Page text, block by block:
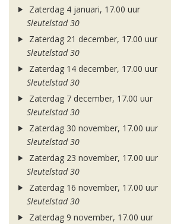
Zaterdag 4 januari, 17.00 uur
Sleutelstad 30
Zaterdag 21 december, 17.00 uur
Sleutelstad 30
Zaterdag 14 december, 17.00 uur
Sleutelstad 30
Zaterdag 7 december, 17.00 uur
Sleutelstad 30
Zaterdag 30 november, 17.00 uur
Sleutelstad 30
Zaterdag 23 november, 17.00 uur
Sleutelstad 30
Zaterdag 16 november, 17.00 uur
Sleutelstad 30
Zaterdag 9 november, 17.00 uur